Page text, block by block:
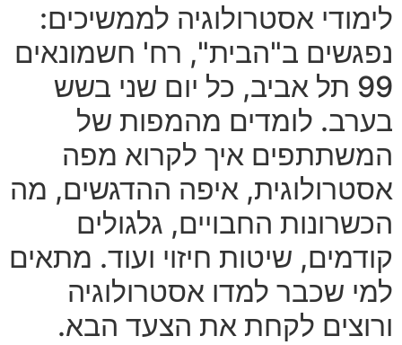
לימודי אסטרולוגיה לממשיכים:
נפגשים ב"הבית", רח' חשמונאים
99 תל אביב, כל יום שני בשש
בערב. לומדים מהמפות של
המשתתפים איך לקרוא מפה
אסטרולוגית, איפה ההדגשים, מה
הכשרונות החבויים, גלגולים
קודמים, שיטות חיזוי ועוד. מתאים
למי שכבר למדו אסטרולוגיה
ורוצים לקחת את הצעד הבא.